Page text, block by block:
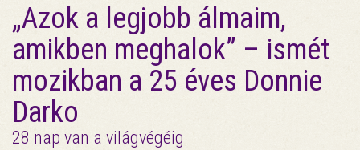
„Azok a legjobb álmaim,
amikben meghalok” – ismét
mozikban a 25 éves Donnie
Darko
28 nap van a világvégéig